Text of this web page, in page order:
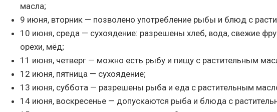
масла;
9 июня, вторник — позволено употребление рыбы и блюд с
10 июня, среда — сухоядение: разрешены хлеб, вода, свежие
орехи, мёд;
11 июня, четверг — можно есть рыбу и пищу с растительным
12 июня, пятница — сухоядение;
13 июня, суббота — разрешены рыба и еда с растительным
14 июня, воскресенье — допускаются рыба и блюда с